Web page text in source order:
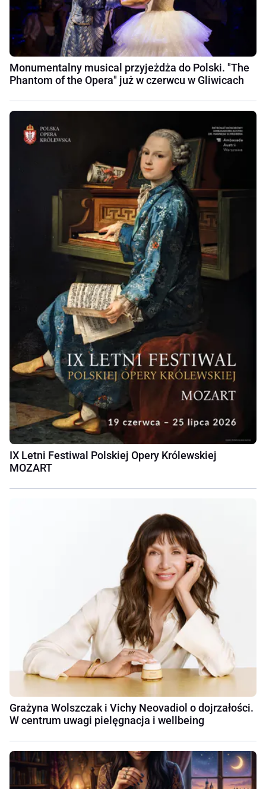
Monumentalny musical przyjeżdża do Polski. "The
Phantom of the Opera" już w czerwcu w Gliwicach
IX Letni Festiwal Polskiej Opery Królewskiej
MOZART
Grażyna Wolszczak i Vichy Neovadiol o dojrzałości.
W centrum uwagi pielęgnacja i wellbeing